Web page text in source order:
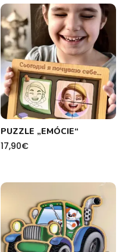
PUZZLE „EMÓCIE“
17,90€